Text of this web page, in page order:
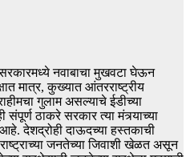
नवाबाचा मुखवटा घेऊन
मात्र, कुख्यात आंतरराष्ट्रीय
गुलाम असल्याचे ईडीच्या
ठाकरे सरकार त्या मंत्र्याच्या
देशद्रोही दाऊदच्या हस्तकाची
जनतेच्या जिवाशी खेळत असून